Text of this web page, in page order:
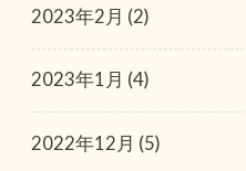
2023年2月 (2)
2023年1月 (4)
2022年12月 (5)